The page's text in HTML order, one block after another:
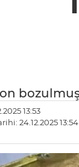
13:53
24.12.2025 13:54